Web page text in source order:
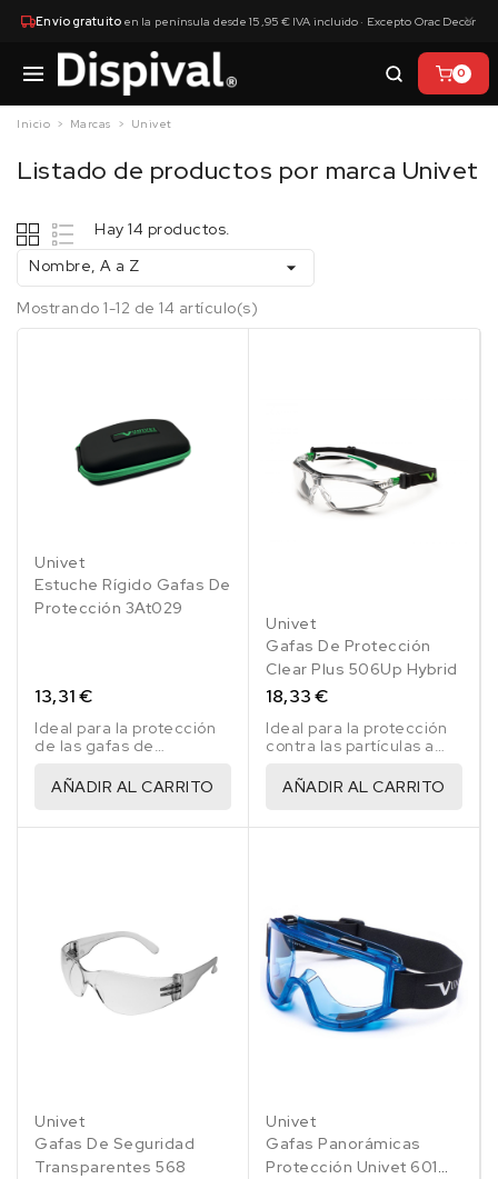
Envío gratuitoen la península desde 15,95 € IVA incluido · Excepto Orac Decor
×
0
Inicio Marcas Univet
Listado de productos por marca Univet
Hay 14 productos.
Nombre, A a Z

Mostrando 1-12 de 14 artículo(s)
Univet
Estuche Rígido Gafas De
Protección 3At029
13,31 €
Ideal para la protección
de las gafas de
de trabajo.
AÑADIR AL CARRITO
Univet
Gafas De Protección
Clear Plus 506Up Hybrid
18,33 €
Ideal para la protección
contra las partículas a
energía. Protección
contra las partículas A.V.
AÑADIR AL CARRITO
Univet
Gafas De Seguridad
Transparentes 568
Univet
Gafas Panorámicas
Protección Univet 601